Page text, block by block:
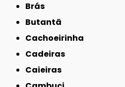
Brás
Butantã
Cachoeirinha
Cadeiras
Caieiras